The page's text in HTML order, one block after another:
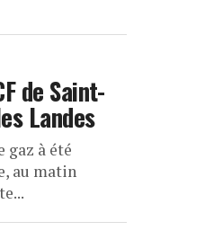
de Saint-
Landes
gaz à été
au matin